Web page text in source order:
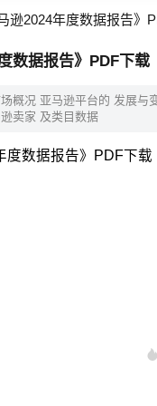
数据报告》PDF下载
概况 亚马逊平台的 发展与
卖家 及类目数据